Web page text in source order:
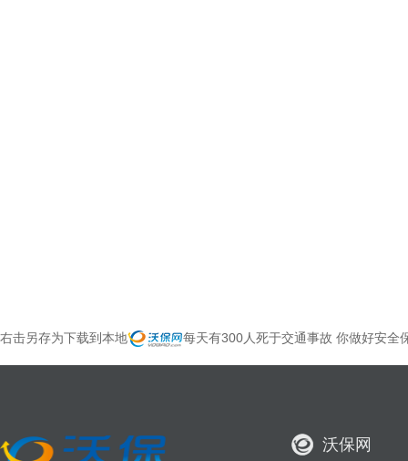
右击另存为下载到本地 每天有300人死于交通事故 你做好安全
沃保网